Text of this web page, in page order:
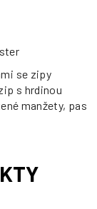
se zipy
s hrdinou
manžety, pas